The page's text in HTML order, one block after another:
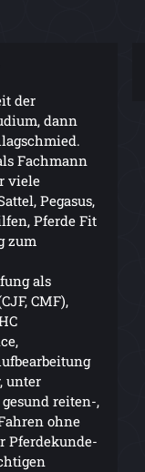
der
dann
Fachmann
viele
Pegasus,
Pferde Fit
zum
als
CMF),
unter
reiten-,
ohne
Pferdekunde-